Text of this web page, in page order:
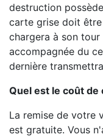
destruction
carte grise doit
chargera à son
accompagnée du
dernière
Quel est le coût
La remise de votre
est gratuite. Vous